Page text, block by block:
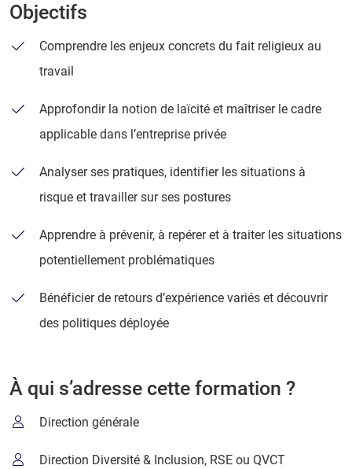
Objectifs
Comprendre les enjeux concrets du fait religieux au
travail
Approfondir la notion de laïcité et maîtriser le cadre
applicable dans l’entreprise privée
Analyser ses pratiques, identifier les situations à
risque et travailler sur ses postures
Apprendre à prévenir, à repérer et à traiter les situations
potentiellement problématiques
Bénéficier de retours d’expérience variés et découvrir
des politiques déployée
À qui s’adresse cette formation ?
Direction générale
Direction Diversité & Inclusion, RSE ou QVCT